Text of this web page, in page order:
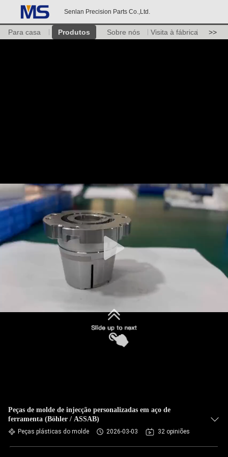
Senlan Precision Parts Co.,Ltd.
Para casa Produtos Sobre nós Visita à fábrica >>
Peças de molde de injecção personalizadas em aço de
ferramenta (Böhler / ASSAB)
Peças plásticas do molde 2026-03-03 32 opiniões